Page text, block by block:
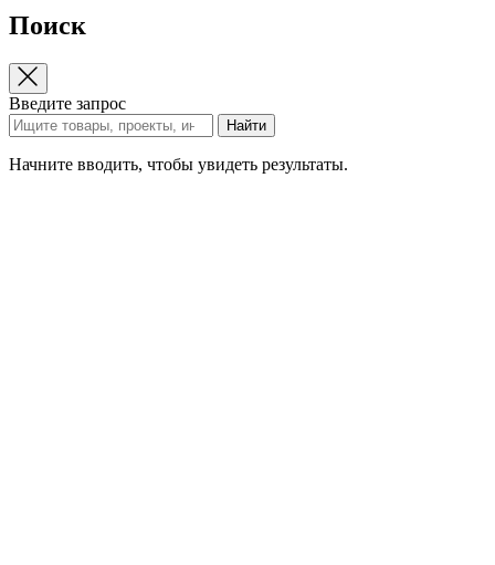
Поиск
Введите запрос
Найти
Начните вводить, чтобы увидеть результаты.